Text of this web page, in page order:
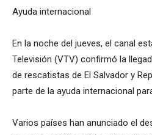
Ayuda internacional
En la noche del jueves, el canal
Televisión (VTV) confirmó la
de rescatistas de El Salvador y
parte de la ayuda internacional
Varios países han anunciado el